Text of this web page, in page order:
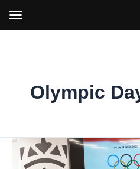
Olympic
Torrejón
de